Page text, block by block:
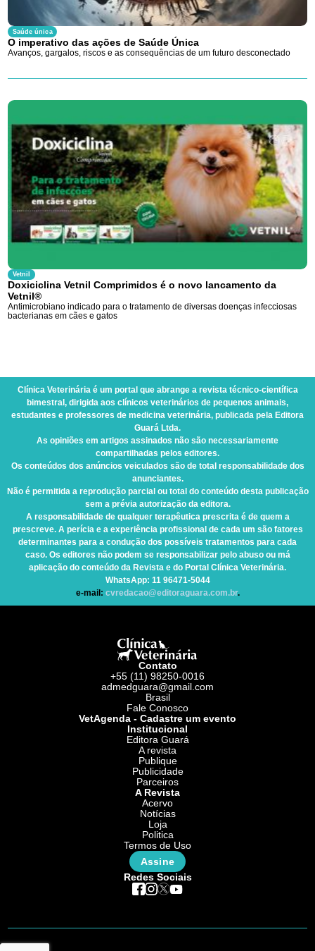
Saúde única
O imperativo das ações de Saúde Única
Avanços, gargalos, riscos e as consequências de um futuro desconectado
Vetnil
Doxiciclina Vetnil Comprimidos é o novo lancamento da
Vetnil®
Antimicrobiano indicado para o tratamento de diversas doenças infecciosas
bacterianas em cães e gatos
Clínica Veterinária é um portal que abrange a revista técnico-científica
bimestral, dirigida aos clínicos veterinários de pequenos animais,
estudantes e professores de medicina veterinária, publicada pela Editora
Guará Ltda.
As opiniões em artigos assinados não são necessariamente
compartilhadas pelos editores.
Os conteúdos dos anúncios veiculados são de total responsabilidade dos
anunciantes.
Não é permitida a reprodução parcial ou total do conteúdo desta publicação
sem a prévia autorização da editora.
A responsabilidade de qualquer terapêutica prescrita é de quem a
prescreve. A perícia e a experiência profissional de cada um são fatores
determinantes para a condução dos possíveis tratamentos para cada
caso. Os editores não podem se responsabilizar pelo abuso ou má
aplicação do conteúdo da Revista e do Portal Clínica Veterinária.
WhatsApp: 11 96471-5044
e-mail: cvredacao@editoraguara.com.br.
Contato
+55 (11) 98250-0016
admedguara@gmail.com
Brasil
Fale Conosco
VetAgenda - Cadastre um evento
Institucional
Editora Guará
A revista
Publique
Publicidade
Parceiros
A Revista
Acervo
Notícias
Loja
Politica
Termos de Uso
Assine
Redes Sociais